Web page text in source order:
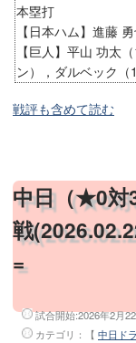
本塁打
【日本ハム】進藤
【巨人】平山 功太
ン），ダルベック（
戦評も含めて読む
中日（★0対
戦
=
試合開始:2026年2月
カテゴリ：【 中日ド